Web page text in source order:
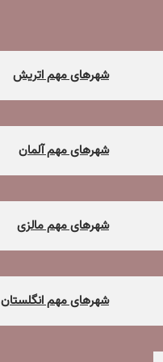
شهرهای مهم اتریش
شهرهای مهم آلمان
شهرهای مهم مالزی
شهرهای مهم انگلستان